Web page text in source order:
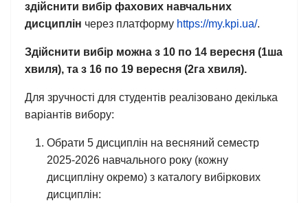
здійснити вибір фахових навчальних
дисциплін через платформу https://my.kpi.ua/.
Здійснити вибір можна з 10 по 14 вересня (1ша
хвиля), та з 16 по 19 вересня (2га хвиля).
Для зручності для студентів реалізовано декілька
варіантів вибору:
Обрати 5 дисциплін на весняний семестр
2025-2026 навчального року (кожну
дисципліну окремо) з каталогу вибіркових
дисциплін: